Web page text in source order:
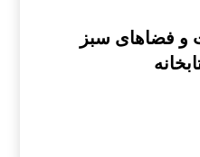
و فضاهای سبز